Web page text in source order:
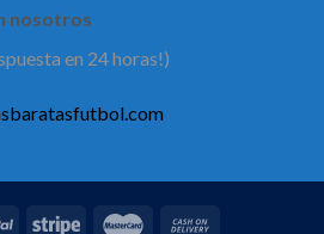
nosotros
en 24 horas!)